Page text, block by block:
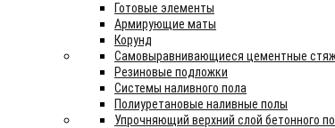
Готовые элементы
Армирующие маты
Корунд
Самовыравнивающиеся цементные
Резиновые подложки
Системы наливного пола
Полиуретановые наливные полы
Упрочняющий верхний слой бетонного